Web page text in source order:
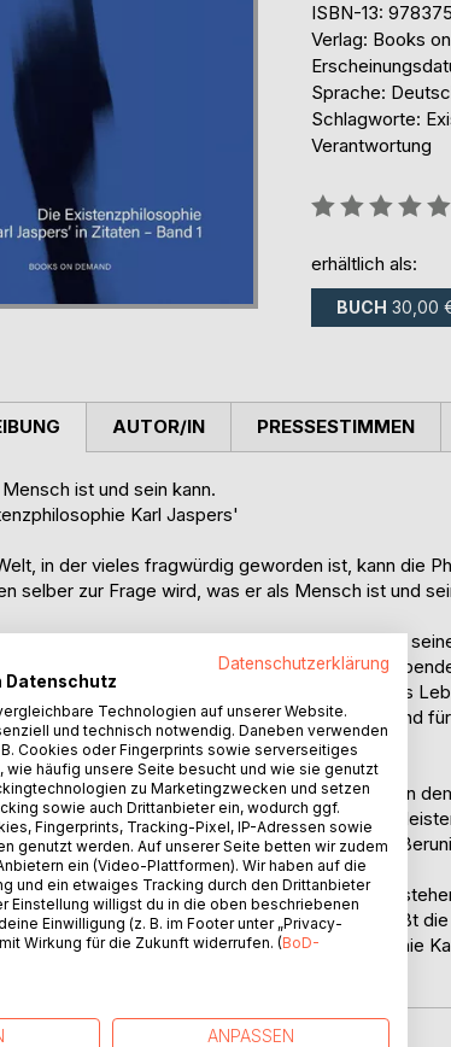
ISBN-13:
Verlag: Books
Sprache:
Schlagworte:
Verantwortung
Bewertung::
erhältlich als:
BUCH 30,00
ist und sein kann.
Karl Jaspers'
in der vieles fragwürdig geworden ist, kann die
selber zur Frage wird, was er als Mensch ist und
als werdende Existenz versteht den Prozess
Wahrheit des Seins, als nie endenden, offen
eine Haltung entwickelt, die bereit ist, sich das
Situation, nicht zuletzt in die gesprächsbereite und
"Jaspers entdecken" ist begründet in
wissenschaftlichen Zubringerdienst zu
aktuelle Philosophie Karl Jaspers' einem
ihres einführenden Buchs "Jaspers
des Existenzphilosophen" (BoD 2022) schließt
"Jaspers entdecken. Die Existenzphilosophie
AUTOR/IN PRESSESTIMMEN
Datenschutzerklärung
Datenschutz
Technologien auf unserer Website.
und technisch notwendig. Daneben verwenden
Cookies oder Fingerprints sowie serverseitiges
wie häufig unsere Seite besucht und wie sie genutzt
zu Marketingzwecken und setzen
sowie auch Drittanbieter ein, wodurch ggf.
Fingerprints, Tracking-Pixel, IP-Adressen sowie
genutzt werden. Auf unserer Seite betten wir zudem
ein (Video-Plattformen). Wir haben auf die
und ein etwaiges Tracking durch den Drittanbieter
Einstellung willigst du in die oben beschriebenen
Einwilligung (z. B. im Footer unter „Privacy-
Wirkung für die Zukunft widerrufen. (BoD-
ANPASSEN